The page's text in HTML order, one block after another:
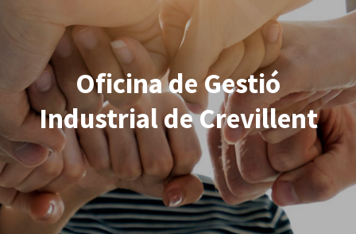
Oficina de Gestió
Industrial de Crevillent